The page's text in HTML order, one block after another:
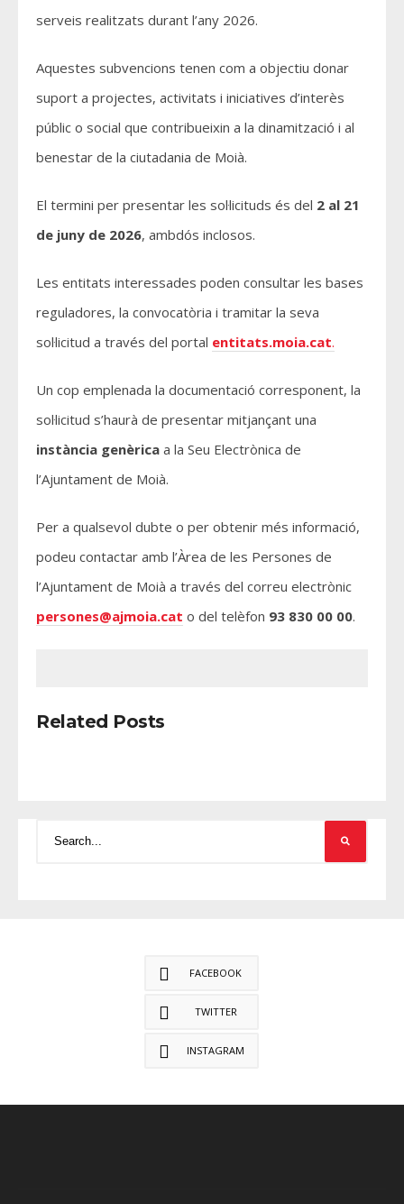
serveis realitzats durant l’any 2026.
Aquestes subvencions tenen com a objectiu donar
suport a projectes, activitats i iniciatives d’interès
públic o social que contribueixin a la dinamització i al
benestar de la ciutadania de Moià.
El termini per presentar les sol·licituds és del 2 al 21
de juny de 2026, ambdós inclosos.
Les entitats interessades poden consultar les bases
reguladores, la convocatòria i tramitar la seva
sol·licitud a través del portal entitats.moia.cat.
Un cop emplenada la documentació corresponent, la
sol·licitud s’haurà de presentar mitjançant una
instància genèrica a la Seu Electrònica de
l’Ajuntament de Moià.
Per a qualsevol dubte o per obtenir més informació,
podeu contactar amb l’Àrea de les Persones de
l’Ajuntament de Moià a través del correu electrònic
persones@ajmoia.cat o del telèfon 93 830 00 00.
Related Posts
FACEBOOK
TWITTER
INSTAGRAM